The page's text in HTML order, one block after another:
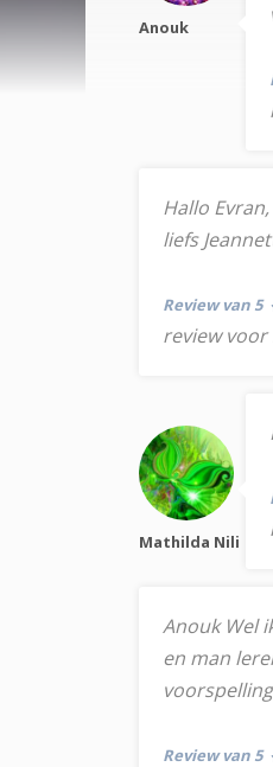
Anouk
Hallo
liefs
Review van 5
review voor
Mathilda Nili
Anouk Wel
en man
Review van 5